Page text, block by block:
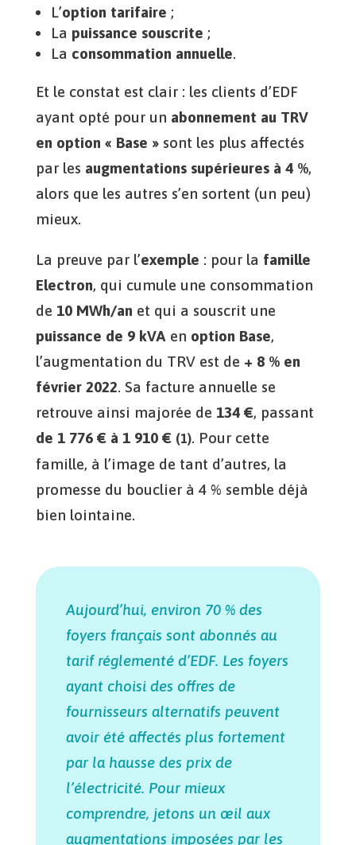
L’option tarifaire ;
La puissance souscrite ;
La consommation annuelle.
Et le constat est clair : les clients d’EDF
ayant opté pour un abonnement au TRV
en option « Base »sont les plus affectés
par les augmentations supérieures à 4 %,
alors que les autres s’en sortent (un peu)
mieux.
La preuve par l’exemple : pour la famille
Electron, qui cumule une consommation
de 10 MWh/an et qui a souscrit une
puissance de 9 kVA en option Base,
l’augmentation du TRV est de + 8 % en
février 2022. Sa facture annuelle se
retrouve ainsi majorée de 134 €, passant
de 1 776 € à 1 910 € (1). Pour cette
famille, à l’image de tant d’autres, la
promesse du bouclier à 4 % semble déjà
bien lointaine.
Aujourd’hui, environ 70 % des
foyers français sont abonnés au
tarif réglementé d’EDF. Les foyers
ayant choisi des offres de
fournisseurs alternatifs peuvent
avoir été affectés plus fortement
par la hausse des prix de
l’électricité. Pour mieux
comprendre, jetons un œil aux
augmentations imposées par les